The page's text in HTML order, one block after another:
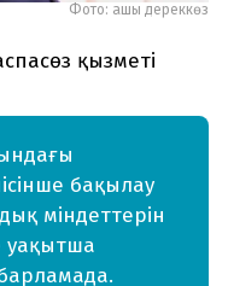
Фото: ашық дереккөз
қызметі
бақылау
міндеттерін
уақытша